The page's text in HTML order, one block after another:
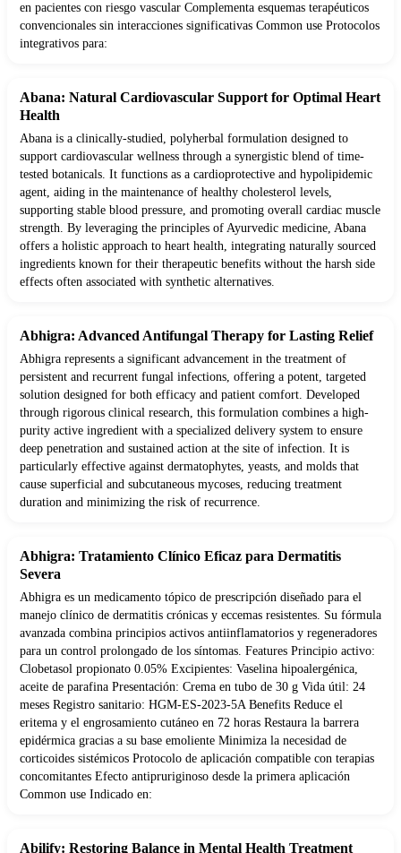
en pacientes con riesgo vascular Complementa esquemas terapéuticos
convencionales sin interacciones significativas Common use Protocolos
integrativos para:
Abana: Natural Cardiovascular Support for Optimal Heart
Health
Abana is a clinically-studied, polyherbal formulation designed to
support cardiovascular wellness through a synergistic blend of time-
tested botanicals. It functions as a cardioprotective and hypolipidemic
agent, aiding in the maintenance of healthy cholesterol levels,
supporting stable blood pressure, and promoting overall cardiac muscle
strength. By leveraging the principles of Ayurvedic medicine, Abana
offers a holistic approach to heart health, integrating naturally sourced
ingredients known for their therapeutic benefits without the harsh side
effects often associated with synthetic alternatives.
Abhigra: Advanced Antifungal Therapy for Lasting Relief
Abhigra represents a significant advancement in the treatment of
persistent and recurrent fungal infections, offering a potent, targeted
solution designed for both efficacy and patient comfort. Developed
through rigorous clinical research, this formulation combines a high-
purity active ingredient with a specialized delivery system to ensure
deep penetration and sustained action at the site of infection. It is
particularly effective against dermatophytes, yeasts, and molds that
cause superficial and subcutaneous mycoses, reducing treatment
duration and minimizing the risk of recurrence.
Abhigra: Tratamiento Clínico Eficaz para Dermatitis
Severa
Abhigra es un medicamento tópico de prescripción diseñado para el
manejo clínico de dermatitis crónicas y eccemas resistentes. Su fórmula
avanzada combina principios activos antiinflamatorios y regeneradores
para un control prolongado de los síntomas. Features Principio activo:
Clobetasol propionato 0.05% Excipientes: Vaselina hipoalergénica,
aceite de parafina Presentación: Crema en tubo de 30 g Vida útil: 24
meses Registro sanitario: HGM-ES-2023-5A Benefits Reduce el
eritema y el engrosamiento cutáneo en 72 horas Restaura la barrera
epidérmica gracias a su base emoliente Minimiza la necesidad de
corticoides sistémicos Protocolo de aplicación compatible con terapias
concomitantes Efecto antipruriginoso desde la primera aplicación
Common use Indicado en:
Abilify: Restoring Balance in Mental Health Treatment